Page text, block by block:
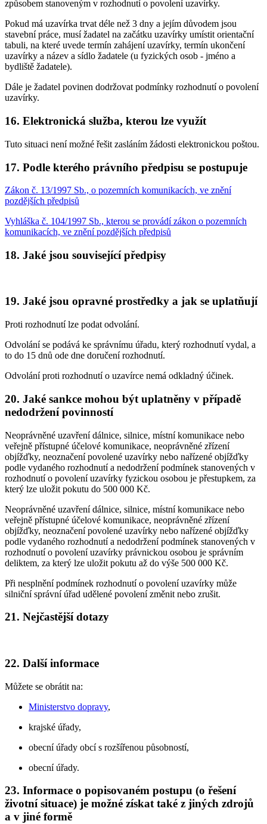
způsobem stanoveným v rozhodnutí o povolení uzavírky.
Pokud má uzavírka trvat déle než 3 dny a jejím důvodem jsou
stavební práce, musí žadatel na začátku uzavírky umístit orientační
tabuli, na které uvede termín zahájení uzavírky, termín ukončení
uzavírky a název a sídlo žadatele (u fyzických osob - jméno a
bydliště žadatele).
Dále je žadatel povinen dodržovat podmínky rozhodnutí o povolení
uzavírky.
16. Elektronická služba, kterou lze využít
Tuto situaci není možné řešit zasláním žádosti elektronickou poštou.
17. Podle kterého právního předpisu se postupuje
Zákon č. 13/1997 Sb., o pozemních komunikacích, ve znění
pozdějších předpisů
Vyhláška č. 104/1997 Sb., kterou se provádí zákon o pozemních
komunikacích, ve znění pozdějších předpisů
18. Jaké jsou související předpisy
19. Jaké jsou opravné prostředky a jak se uplatňují
Proti rozhodnutí lze podat odvolání.
Odvolání se podává ke správnímu úřadu, který rozhodnutí vydal, a
to do 15 dnů ode dne doručení rozhodnutí.
Odvolání proti rozhodnutí o uzavírce nemá odkladný účinek.
20. Jaké sankce mohou být uplatněny v případě
nedodržení povinností
Neoprávněné uzavření dálnice, silnice, místní komunikace nebo
veřejně přístupné účelové komunikace, neoprávněné zřízení
objížďky, neoznačení povolené uzavírky nebo nařízené objížďky
podle vydaného rozhodnutí a nedodržení podmínek stanovených v
rozhodnutí o povolení uzavírky fyzickou osobou je přestupkem, za
který lze uložit pokutu do 500 000 Kč.
Neoprávněné uzavření dálnice, silnice, místní komunikace nebo
veřejně přístupné účelové komunikace, neoprávněné zřízení
objížďky, neoznačení povolené uzavírky nebo nařízené objížďky
podle vydaného rozhodnutí a nedodržení podmínek stanovených v
rozhodnutí o povolení uzavírky právnickou osobou je správním
deliktem, za který lze uložit pokutu až do výše 500 000 Kč.
Při nesplnění podmínek rozhodnutí o povolení uzavírky může
silniční správní úřad udělené povolení změnit nebo zrušit.
21. Nejčastější dotazy
22. Další informace
Můžete se obrátit na:
Ministerstvo dopravy,
krajské úřady,
obecní úřady obcí s rozšířenou působností,
obecní úřady.
23. Informace o popisovaném postupu (o řešení
životní situace) je možné získat také z jiných zdrojů
a v jiné formě